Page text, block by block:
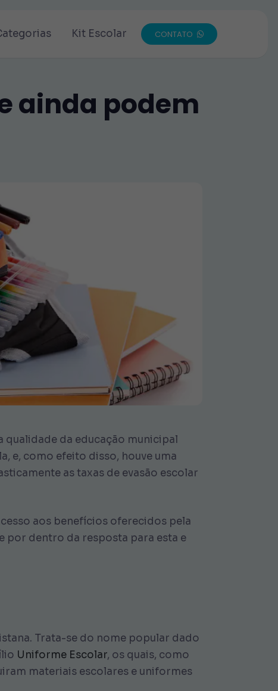
Kit Escolar CONTATO
ainda podem
qualidade da educação municipal
e, como efeito disso, houve uma
as taxas de evasão escolar
aos benefícios oferecidos pela
por dentro da resposta para esta e
Trata-se do nome popular dado
Uniforme Escolar, os quais, como
materiais escolares e uniformes